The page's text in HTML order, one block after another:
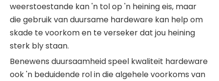
weerstoestande kan 'n tol op 'n heining eis, maar
die gebruik van duursame hardeware kan help om
skade te voorkom en te verseker dat jou heining
sterk bly staan.
Benewens duursaamheid speel kwaliteit hardeware
ook 'n beduidende rol in die algehele voorkoms van